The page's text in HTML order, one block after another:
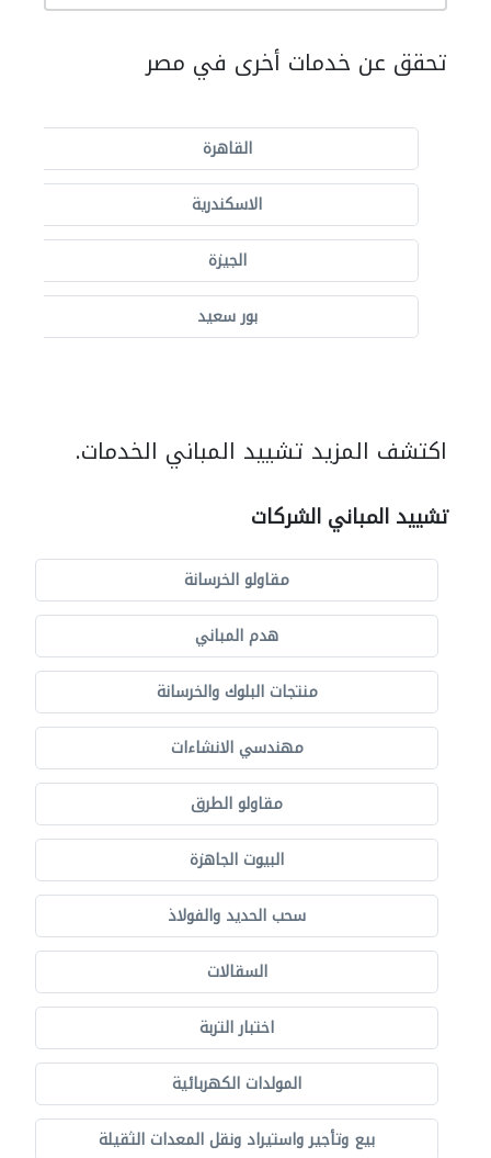
تحقق عن خدمات أخرى في مصر
القاهرة
الاسكندرية
الجيزة
بور سعيد
اكتشف المزيد تشييد المباني الخدمات.
تشييد المباني الشركات
مقاولو الخرسانة
هدم المباني
منتجات البلوك والخرسانة
مهندسي الانشاءات
مقاولو الطرق
البيوت الجاهزة
سحب الحديد والفولاذ
السقالات
اختبار التربة
المولدات الكهربائية
بيع وتأجير واستيراد ونقل المعدات الثقيلة